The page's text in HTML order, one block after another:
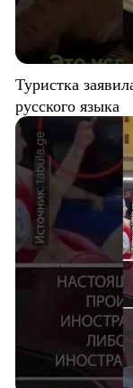
Туристка
русского языка